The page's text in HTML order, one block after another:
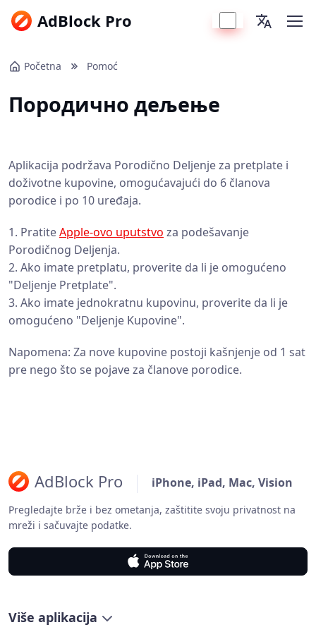
AdBlock Pro
Početna Pomoć
Породично дељење
Aplikacija podržava Porodično Deljenje za pretplate i
doživotne kupovine, omogućavajući do 6 članova
porodice i po 10 uređaja.
1. PratiteApple-ovo uputstvo za podešavanje
Porodičnog Deljenja.
2. Ako imate pretplatu, proverite da li je omogućeno
"Deljenje Pretplate".
3. Ako imate jednokratnu kupovinu, proverite da li je
omogućeno "Deljenje Kupovine".
Napomena: Za nove kupovine postoji kašnjenje od 1 sat
pre nego što se pojave za članove porodice.
AdBlock Pro iPhone, iPad, Mac, Vision
Pregledajte brže i bez ometanja, zaštitite svoju privatnost na
mreži i sačuvajte podatke.
Više aplikacija